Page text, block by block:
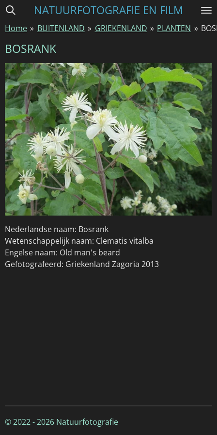
Ga
naar
de
NATUURFOTOGRAFIE EN FILM
Home » BUITENLAND » GRIEKENLAND » PLANTEN »
BOSRANK
Nederlandse naam: Bosrank
Wetenschappelijk naam: Clematis vitalba
Engelse naam: Old man's beard
Gefotografeerd: Griekenland Zagoria 2013
© 2022 - 2026 Natuurfotografie